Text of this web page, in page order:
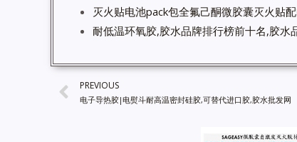
灭火贴电池pack包全氟己酮微胶囊灭火贴
耐低温环氧胶,胶水品牌排行榜前十名,胶水
PREVIOUS
电子导热胶|电熨斗耐高温密封硅胶,可替代进口胶,胶水批发网